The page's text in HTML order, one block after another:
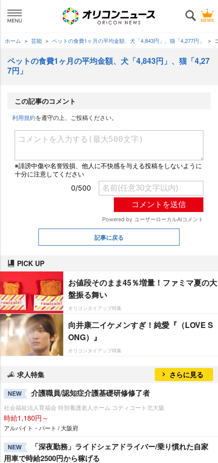
ホーム 芸能 ペットの食費1ヶ月の平均金額、犬「4,843円」、猫「4,277円」
ペットの食費1ヶ月の平均金額、犬「4,843円」、猫「4,27
7円」
この記事のコメント
利用規約を遵守の上、ご投稿ください。
記事に戻る
PICK UP
お値段そのまま45％増量！ファミマ夏の大
盤振る舞い
オリコンタイアップ特集
向井康二イケメンすぎ！純愛『（LOVE S
ONG）』
オリコンタイアップ特集
求人特集 さらに見る
NEW 介護職員/認知症介護基礎研修修了者
社会福祉法人育福会 特別養護老人ホーム コティコート北大阪
時給1,180円～
アルバイト・パート / 大阪府
NEW
「深夜勤務」ライドシェアドライバー/乗り慣れた自家
用車で時給2500円から稼げる